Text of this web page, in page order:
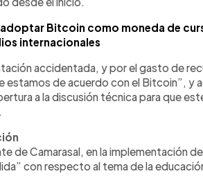
Bitcoin como moneda de
internacionales
accidentada, y por el gasto de
estamos de acuerdo con el Bitcoin”, y
a la discusión técnica para que
de Camarasal, en la implementación
con respecto al tema de la